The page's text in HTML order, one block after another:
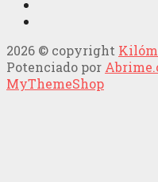
2026 © copyright
Potenciado por
MyThemeShop